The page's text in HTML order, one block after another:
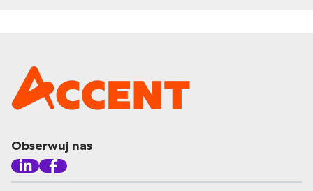
Obserwuj nas